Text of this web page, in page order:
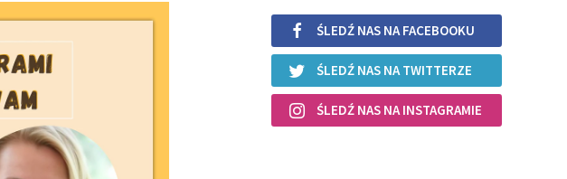
ŚLEDŹ NAS NA FACEBOOKU
ŚLEDŹ NAS NA TWITTERZE
ŚLEDŹ NAS NA INSTAGRAMIE